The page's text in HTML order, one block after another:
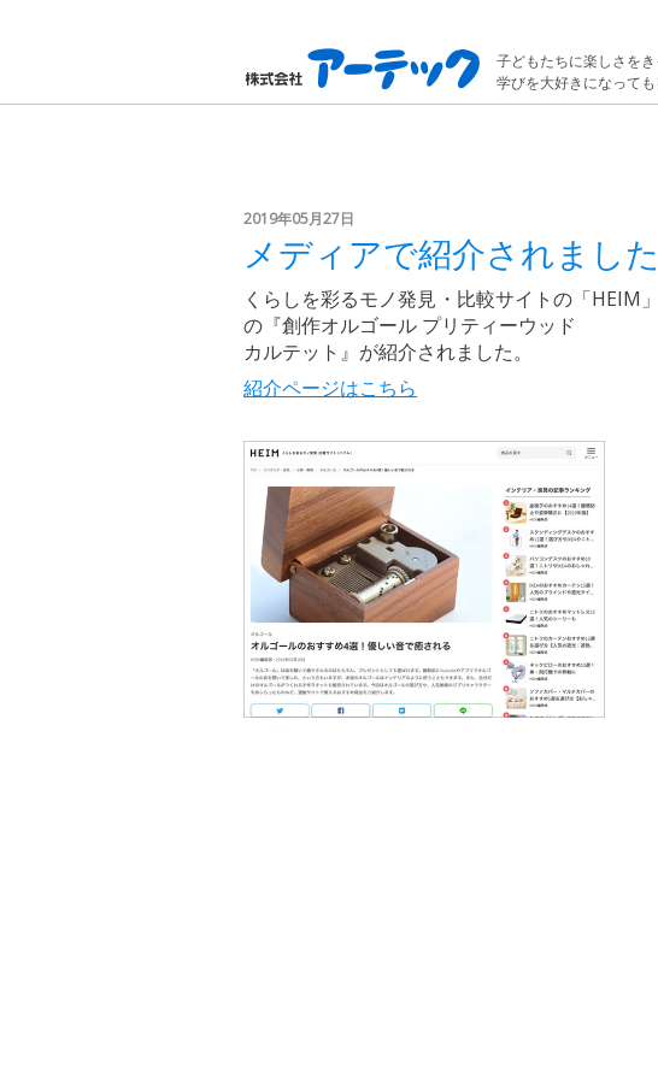
子どもたちに楽しさを
学びを大好きになって
2019年05月27日
メディアで紹介されました
くらしを彩るモノ発見・比較サイトの「HEIM
の『創作オルゴール プリティーウッド
カルテット』が紹介されました。
紹介ページはこちら